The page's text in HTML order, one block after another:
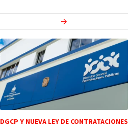
Economia
DGCP Y NUEVA LEY DE CONTRATACIONES